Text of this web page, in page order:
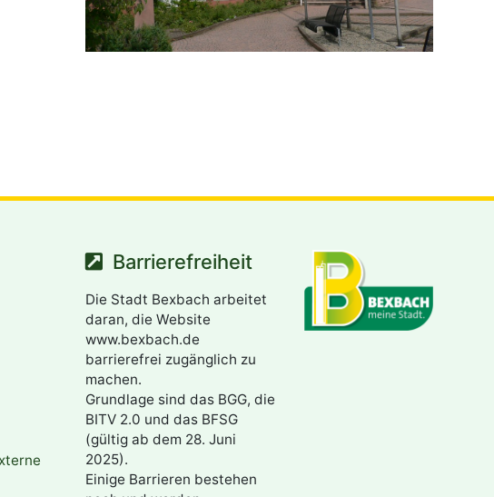
Barrierefreiheit
Die Stadt Bexbach arbeitet
daran, die Website
www.bexbach.de
barrierefrei zugänglich zu
machen.
Grundlage sind das BGG, die
BITV 2.0 und das BFSG
(gültig ab dem 28. Juni
2025).
Einige Barrieren bestehen